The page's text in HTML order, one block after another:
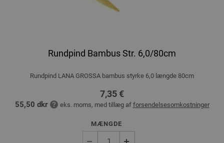
Rundpind Bambus Str. 6,0/80cm
Rundpind LANA GROSSA bambus styrke 6,0 længde 80cm
7,35 €
55,50 dkr eks. moms, med tillæg af forsendelsesomkostninger
MÆNGDE